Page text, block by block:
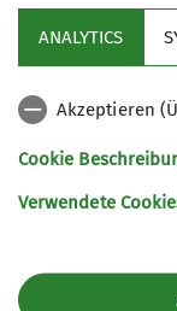
alpinen
einfach
2026
DAV
Sektion Koblenz des
Telefon +4926179452
ANALYTICS
Akzeptieren
Cookie
Verwendete